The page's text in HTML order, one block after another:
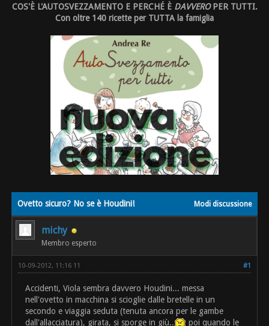
COS'È L'AUTOSVEZZAMENTO E PERCHÉ È DAVVEROPER TUTTI.
Con oltre 140 ricette per TUTTA la famiglia
Modi discussione
Ovetto sicuro? No se è Houdini!
michy
Membro esperto
#1
10-09-2012, 11:16 11
Accidenti, Viola sembra davvero Houdini... messa
nell'ovetto in macchina si scioglie dalle bretelle in un
secondo e viaggia seduta (tenuta ancora per le gambe
dall'allacciatura), girata, si sporge in giù..
poi quando le